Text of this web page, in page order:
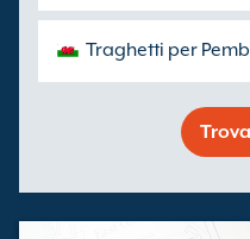
Traghetti per